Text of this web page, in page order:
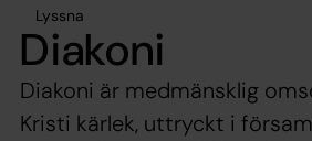
Lyssna
Diakoni
Diakoni är medmänsklig
Kristi kärlek, uttryckt i